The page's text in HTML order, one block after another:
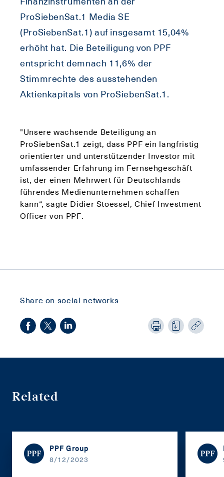
ProSiebenSat.1 Media SE
(ProSiebenSat.1) auf insgesamt 15,04%
erhöht hat. Die Beteiligung von PPF
entspricht demnach 11,6% der
Stimmrechte des ausstehenden
Aktienkapitals von ProSiebenSat.1.
"Unsere wachsende Beteiligung an
ProSiebenSat.1 zeigt, dass PPF ein langfristig
orientierter und unterstützender Investor mit
umfassender Erfahrung im Fernsehgeschäft
ist, der einen Mehrwert für Deutschlands
führendes Medienunternehmen schaffen
kann“, sagte Didier Stoessel, Chief Investment
Officer von PPF.
Share on social networks
Related
PPF Group
8/12/2023